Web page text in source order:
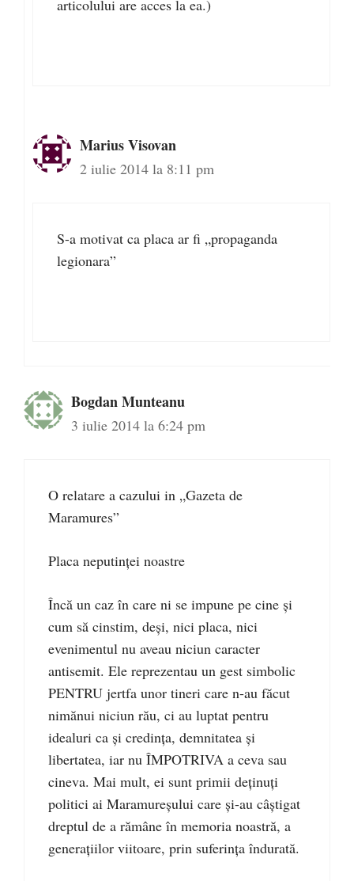
articolului are acces la ea.)
Marius Visovan
2 iulie 2014 la 8:11 pm
S-a motivat ca placa ar fi „propaganda
legionara”
Bogdan Munteanu
3 iulie 2014 la 6:24 pm
O relatare a cazului in „Gazeta de
Maramures”
Placa neputinţei noastre
Încă un caz în care ni se impune pe cine şi
cum să cinstim, deşi, nici placa, nici
evenimentul nu aveau niciun caracter
antisemit. Ele reprezentau un gest simbolic
PENTRU jertfa unor tineri care n-au făcut
nimănui niciun rău, ci au luptat pentru
idealuri ca şi credinţa, demnitatea şi
libertatea, iar nu ÎMPOTRIVA a ceva sau
cineva. Mai mult, ei sunt primii deţinuţi
politici ai Maramureşului care şi-au câştigat
dreptul de a rămâne în memoria noastră, a
generaţiilor viitoare, prin suferinţa îndurată.